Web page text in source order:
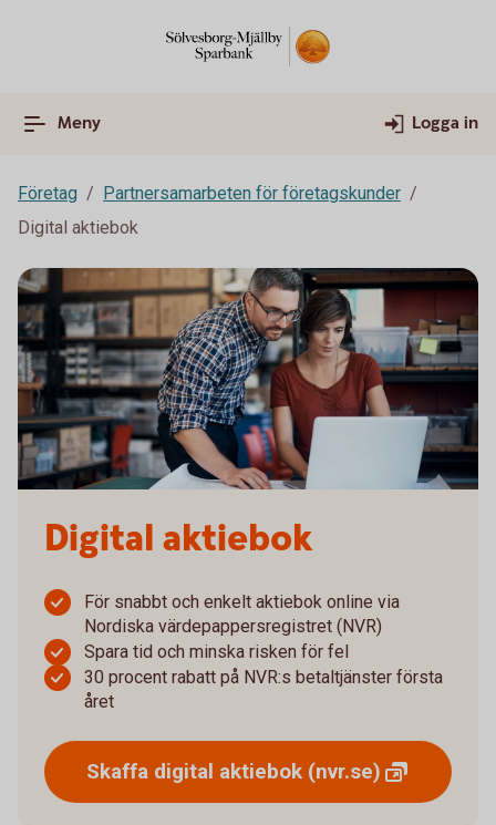
Meny Logga in
Företag
Partnersamarbeten för företagskunder
Digital aktiebok
Digital aktiebok
För snabbt och enkelt aktiebok online via
Nordiska värdepappersregistret (NVR)
Spara tid och minska risken för fel
30 procent rabatt på NVR:s betaltjänster första
året
Skaffa digital aktiebok (nvr.se)